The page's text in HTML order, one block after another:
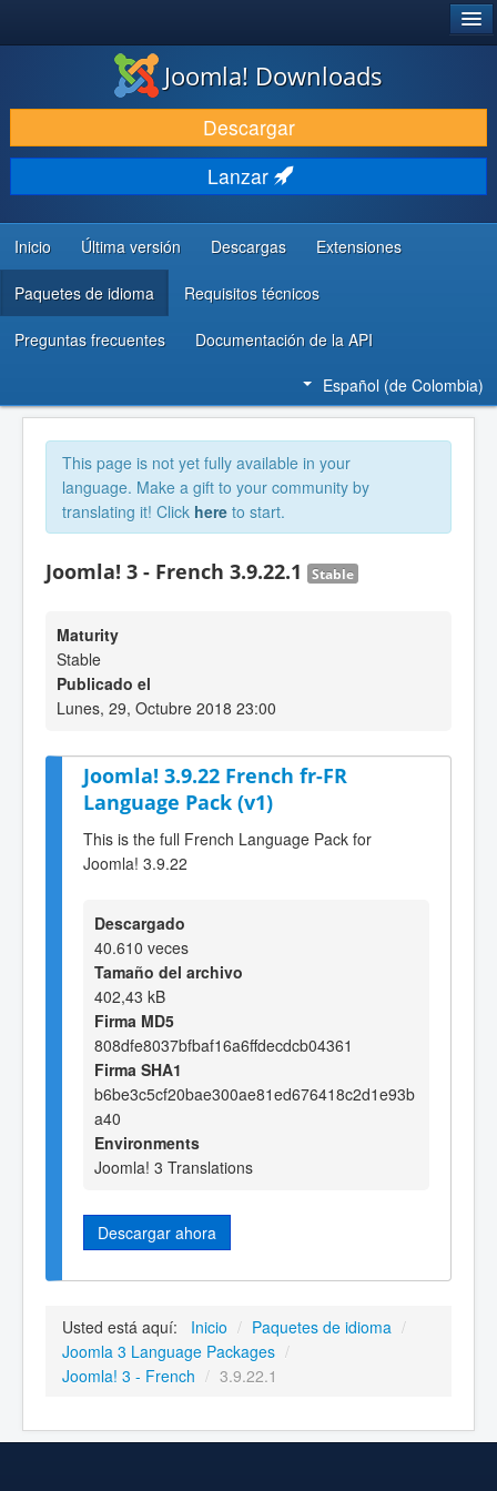
DESCARGAR
DESCUBRE Y APRENDE
COMUNIDAD Y AYUDA
RECURSOS PARA DESARROLLADORES
Joomla! Downloads
Descargar
Lanzar
Inicio Última versión Descargas Extensiones
Paquetes de idioma Requisitos técnicos
Preguntas frecuentes Documentación de la API
Español (de Colombia)
This page is not yet fully available in your
language. Make a gift to your community by
translating it! Click here to start.
Joomla! 3 - French 3.9.22.1 Stable
Maturity
Stable
Publicado el
Lunes, 29, Octubre 2018 23:00
Joomla! 3.9.22 French fr-FR
Language Pack (v1)
This is the full French Language Pack for
Joomla! 3.9.22
Descargado
40.610 veces
Tamaño del archivo
402,43 kB
Firma MD5
808dfe8037bfbaf16a6ffdecdcb04361
Firma SHA1
b6be3c5cf20bae300ae81ed676418c2d1e93b
a40
Environments
Joomla! 3 Translations
Descargar ahora
Usted está aquí: Inicio / Paquetes de idioma /
Joomla 3 Language Packages /
Joomla! 3 - French / 3.9.22.1